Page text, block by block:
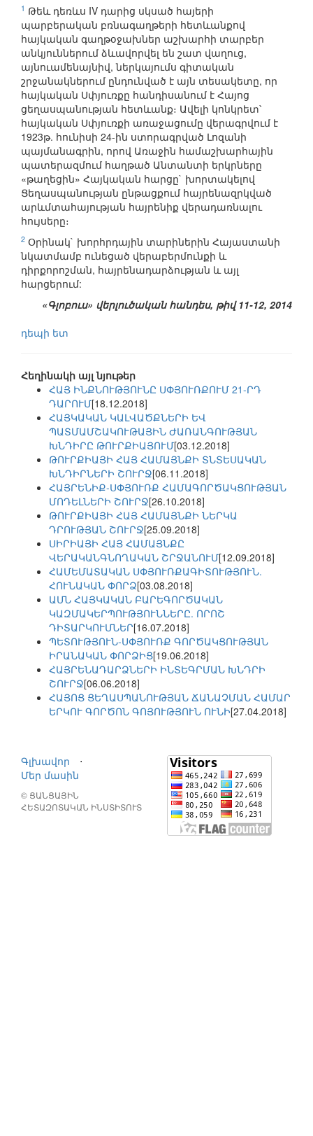
1 Թեև դեռևս IV դարից սկսած հայերի
պարբերական բռնագաղթերի հետևանքով
հայկական գաղթօջախներ աշխարհի տարբեր
անկյուններում ձևավորվել են շատ վաղուց,
այնուամենայնիվ, ներկայումս գիտական
շրջանակներում ընդունված է այն տեսակետը, որ
հայկական Սփյուռքը հանդիսանում է Հայոց
ցեղասպանության հետևանք։ Ավելի կոնկրետ՝
հայկական Սփյուռքի առաջացումը վերագրվում է
1923թ. հունիսի 24-ին ստորագրված Լոզանի
պայմանագրին, որով Առաջին համաշխարհային
պատերազմում հաղթած Անտանտի երկրները
«թաղեցին» Հայկական հարցը` խորտակելով
Ցեղասպանության ընթացքում հայրենազրկված
արևմտահայության հայրենիք վերադառնալու
հույսերը։
2 Օրինակ` խորհրդային տարիներին Հայաստանի
նկատմամբ ունեցած վերաբերմունքի և
դիրքորոշման, հայրենադարձության և այլ
հարցերում:
«Գլոբուս» վերլուծական հանդես, թիվ 11-12, 2014
դեպի ետ
Հեղինակի այլ նյութեր
ՀԱՅ ԻՆՔՆՈՒԹՅՈՒՆԸ ՍՓՅՈՒՌՔՈՒՄ 21-ՐԴ
ԴԱՐՈՒՄ[18.12.2018]
ՀԱՅԿԱԿԱՆ ԿԱԼՎԱԾՔՆԵՐԻ ԵՎ
ՊԱՏՄԱՄՇԱԿՈՒԹԱՅԻՆ ԺԱՌԱՆԳՈՒԹՅԱՆ
ԽՆԴԻՐԸ ԹՈՒՐՔԻԱՅՈՒՄ[03.12.2018]
ԹՈՒՐՔԻԱՅԻ ՀԱՅ ՀԱՄԱՅՆՔԻ ՏՆՏԵՍԱԿԱՆ
ԽՆԴԻՐՆԵՐԻ ՇՈՒՐՋ[06.11.2018]
ՀԱՅՐԵՆԻՔ-ՍՓՅՈՒՌՔ ՀԱՄԱԳՈՐԾԱԿՑՈՒԹՅԱՆ
ՄՈԴԵԼՆԵՐԻ ՇՈՒՐՋ[26.10.2018]
ԹՈՒՐՔԻԱՅԻ ՀԱՅ ՀԱՄԱՅՆՔԻ ՆԵՐԿԱ
ԴՐՈՒԹՅԱՆ ՇՈՒՐՋ[25.09.2018]
ՍԻՐԻԱՅԻ ՀԱՅ ՀԱՄԱՅՆՔԸ
ՎԵՐԱԿԱՆԳՆՈՂԱԿԱՆ ՇՐՋԱՆՈՒՄ[12.09.2018]
ՀԱՄԵՄԱՏԱԿԱՆ ՍՓՅՈՒՌՔԱԳԻՏՈՒԹՅՈՒՆ.
ՀՈՒՆԱԿԱՆ ՓՈՐՁ[03.08.2018]
ԱՄՆ ՀԱՅԿԱԿԱՆ ԲԱՐԵԳՈՐԾԱԿԱՆ
ԿԱԶՄԱԿԵՐՊՈՒԹՅՈՒՆՆԵՐԸ. ՈՐՈՇ
ԴԻՏԱՐԿՈՒՄՆԵՐ[16.07.2018]
ՊԵՏՈՒԹՅՈՒՆ-ՍՓՅՈՒՌՔ ԳՈՐԾԱԿՑՈՒԹՅԱՆ
ԻՐԱՆԱԿԱՆ ՓՈՐՁԻՑ[19.06.2018]
ՀԱՅՐԵՆԱԴԱՐՁՆԵՐԻ ԻՆՏԵԳՐՄԱՆ ԽՆԴՐԻ
ՇՈՒՐՋ[06.06.2018]
ՀԱՅՈՑ ՑԵՂԱՍՊԱՆՈՒԹՅԱՆ ՃԱՆԱՉՄԱՆ ՀԱՄԱՐ
ԵՐԿՈՒ ԳՈՐԾՈՆ ԳՈՅՈՒԹՅՈՒՆ ՈՒՆԻ[27.04.2018]
Գլխավոր
⋅
Մեր մասին
© ՑԱՆՑԱՅԻՆ
ՀԵՏԱԶՈՏԱԿԱՆ ԻՆՍՏԻՏՈՒՏ